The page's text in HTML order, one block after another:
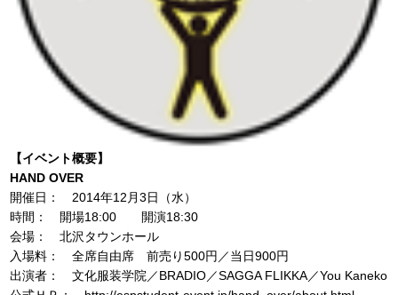
【イベント概要】
HAND OVER
開催日： 2014年12月3日（水）
時間： 開場18:00 開演18:30
会場： 北沢タウンホール
入場料： 全席自由席 前売り500円／当日900円
出演者： 文化服装学院／BRADIO／SAGGA FLIKKA／You Kaneko